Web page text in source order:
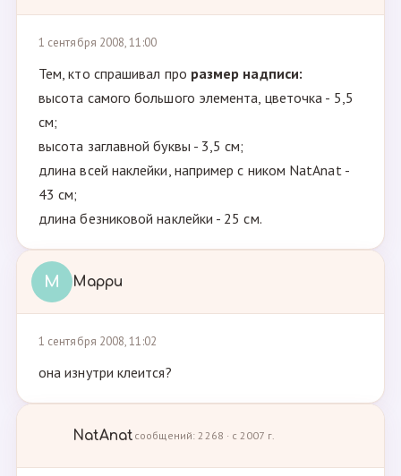
1 сентября 2008, 11:00
Тем, кто спрашивал про размер надписи:
высота самого большого элемента, цветочка - 5,5
см;
высота заглавной буквы - 3,5 см;
длина всей наклейки, например с ником NatAnat -
43 см;
длина безниковой наклейки - 25 см.
М Марри
1 сентября 2008, 11:02
она изнутри клеится?
NatAnat сообщений: 2268 · с 2007 г.